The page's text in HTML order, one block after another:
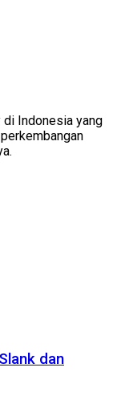
Indonesia yang
dan